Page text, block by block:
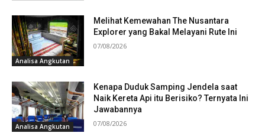
Analisa Angkutan
Melihat Kemewahan The Nusantara
Explorer yang Bakal Melayani Rute Ini
07/08/2026
Analisa Angkutan
Kenapa Duduk Samping Jendela saat
Naik Kereta Api itu Berisiko? Ternyata Ini
Jawabannya
07/08/2026